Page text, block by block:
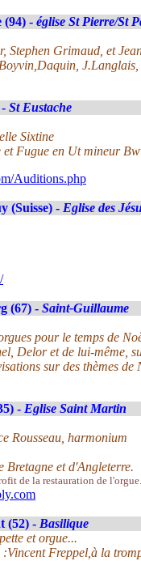
(94) - église St Pierre/St
Stephen Grimaud, et
St Eustache
Sixtine
et Fugue en Ut mineur
Auditions.php
(Suisse) - Eglise des
(67) - Saint-Guillaume
pour le temps de
Delor et de lui-même,
sur des thèmes
- Eglise Saint Martin
Rousseau, harmonium
Bretagne et d'Angleterre.
de la restauration de l'orgue.
(52) - Basilique
et orgue...
Freppel,à la